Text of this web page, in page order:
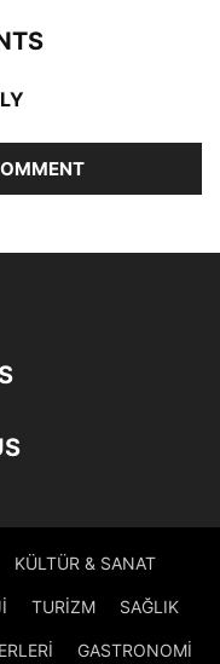
KÜLTÜR & SANAT
TURİZM SAĞLIK
GASTRONOMİ